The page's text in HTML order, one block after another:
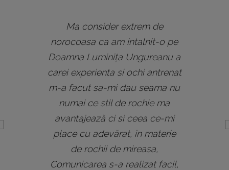
Ma consider extrem de
norocoasa ca am intalnit-o pe
Doamna Luminița Ungureanu a
carei experienta si ochi antrenat
m-a facut sa-mi dau seama nu
numai ce stil de rochie ma
avantajează ci si ceea ce-mi
place cu adevărat, in materie
de rochii de mireasa,
Comunicarea s-a realizat facil,